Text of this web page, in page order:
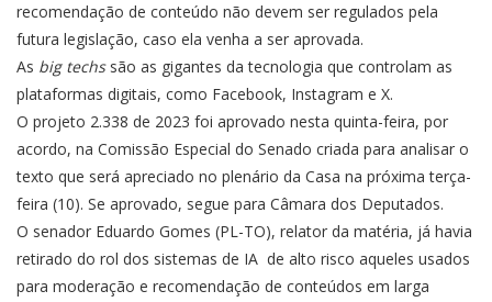
recomendação de conteúdo não devem ser regulados pela
futura legislação, caso ela venha a ser aprovada.
As big techssão as gigantes da tecnologia que controlam as
plataformas digitais, como Facebook, Instagram e X.
O projeto 2.338 de 2023 foi aprovado nesta quinta-feira, por
acordo, na Comissão Especial do Senado criada para analisar o
texto que será apreciado no plenário da Casa na próxima terça-
feira (10). Se aprovado, segue para Câmara dos Deputados.
O senador Eduardo Gomes (PL-TO), relator da matéria, já havia
retirado do rol dos sistemas de IA de alto risco aqueles usados
para moderação e recomendação de conteúdos em larga